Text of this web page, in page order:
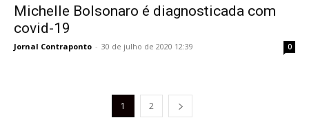
Michelle Bolsonaro é diagnosticada com
covid-19
Jornal Contraponto - 30 de julho de 2020 12:39 0
1 2